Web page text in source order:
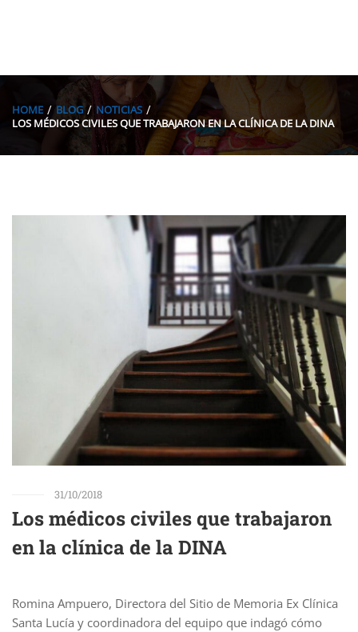
HOME BLOG
NOTICIAS
LOS MÉDICOS CIVILES QUE TRABAJARON EN LA CLÍNICA DE LA DINA
31/10/2018
Los médicos civiles que trabajaron
en la clínica de la DINA
Romina Ampuero, Directora del Sitio de Memoria Ex Clínica
Santa Lucía y coordinadora del equipo que indagó cómo